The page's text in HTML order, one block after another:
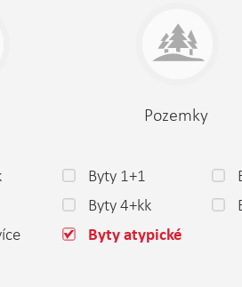
Pozemky
Byty 1+1
Byty 4+kk
Byty atypické